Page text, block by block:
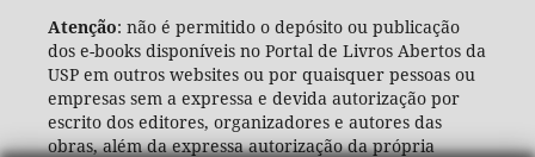
Atenção: não é permitido o depósito ou publicação
dos e-books disponíveis no Portal de Livros Abertos da
USP em outros websites ou por quaisquer pessoas ou
empresas sem a expressa e devida autorização por
escrito dos editores, organizadores e autores das
obras, além da expressa autorização da própria